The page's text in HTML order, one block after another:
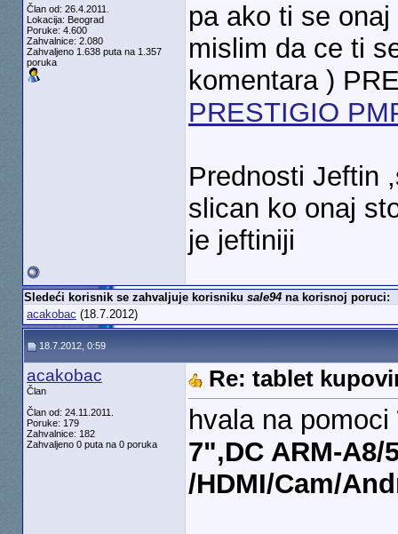
Član od: 26.4.2011.
Lokacija: Beograd
Poruke: 4.600
Zahvalnice: 2.080
Zahvaljeno 1.638 puta na 1.357
poruka
pa ako ti se
mislim da ce ti
komentara )
PRESTIGIO
Prednosti Jeftin
slican ko onaj
je jeftiniji
Sledeći korisnik se zahvaljuje korisniku sale94na korisnoj poruci:
acakobac (18.7.2012)
18.7.2012, 0:59
acakobac
Član
Član od: 24.11.2011.
Poruke: 179
Zahvalnice: 182
Zahvaljeno 0 puta na 0 poruka
Re: tablet
hvala na pomoci
7",DC ARM-A8/
/HDMI/Cam/